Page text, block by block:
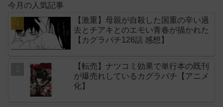
今月の人気記事
【激重】母親が自殺した国重の辛い過
去とチアキとのエモい青春が描かれた
【カグラバチ126話 感想】
【転売】ナツコミ効果で単行本の既刊
が爆売れしているカグラバチ【アニメ
化】